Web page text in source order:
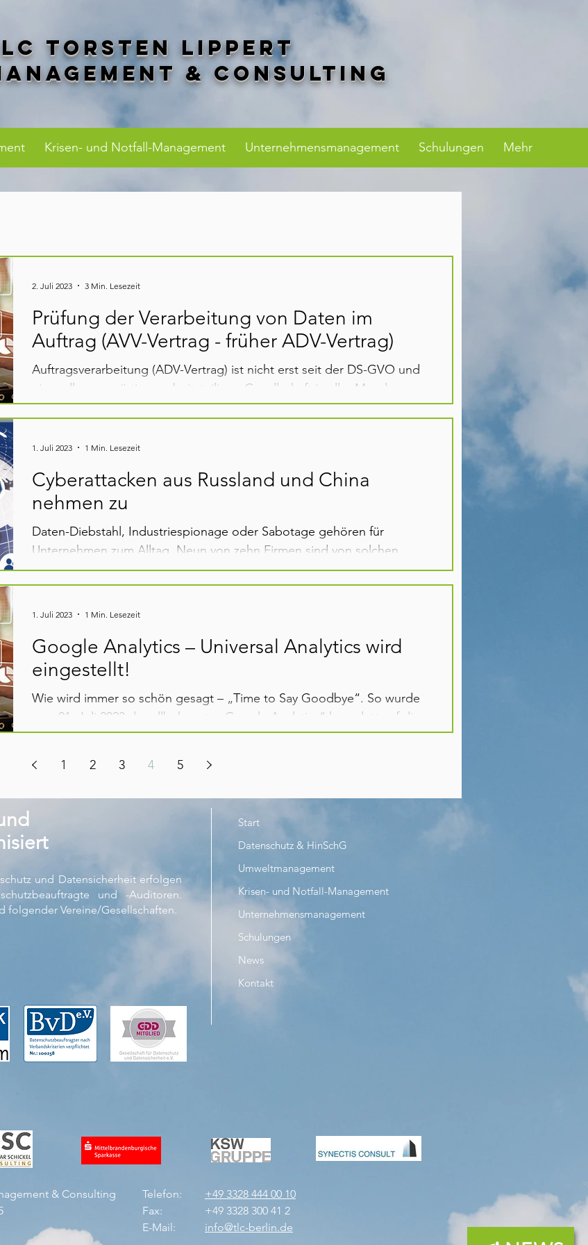
Torsten Lippert
& Consulting
Krisen- und Notfall-Management Unternehmensmanagement Schulungen Mehr
Prüfung der Verarbeitung von Daten im
Auftrag (AVV-Vertrag - früher ADV-Vertrag)
Auftragsverarbeitung (ADV-Vertrag) ist nicht erst seit der DS-GVO und
einer allgegenwärtigen arbeitsteiligen Gesellschaft in aller Munde....
2. Juli 2023 3 Min. Lesezeit
Cyberattacken aus Russland und China
nehmen zu
Daten-Diebstahl, Industriespionage oder Sabotage gehören für
Unternehmen zum Alltag. Neun von zehn Firmen sind von solchen
Angriffen...
1. Juli 2023 1 Min. Lesezeit
Google Analytics – Universal Analytics wird
eingestellt!
Wie wird immer so schön gesagt – „Time to Say Goodbye“. So wurde
zum 01. Juli 2023 das allbekannte „Google Analytics“ komplett auf die...
1. Juli 2023 1 Min. Lesezeit
1 2 3 4 5
und Datensicherheit erfolgen
und -Auditoren.
folgender Vereine/Gesellschaften.
Start
Datenschutz & HinSchG
Umweltmanagement
Krisen- und Notfall-Management
Unternehmensmanagement
Schulungen
News
Kontakt
& Consulting
Telefon:
Fax:
E-Mail:
+49 3328 444 00 10
+49 3328 300 41 2
info@tlc-berlin.de